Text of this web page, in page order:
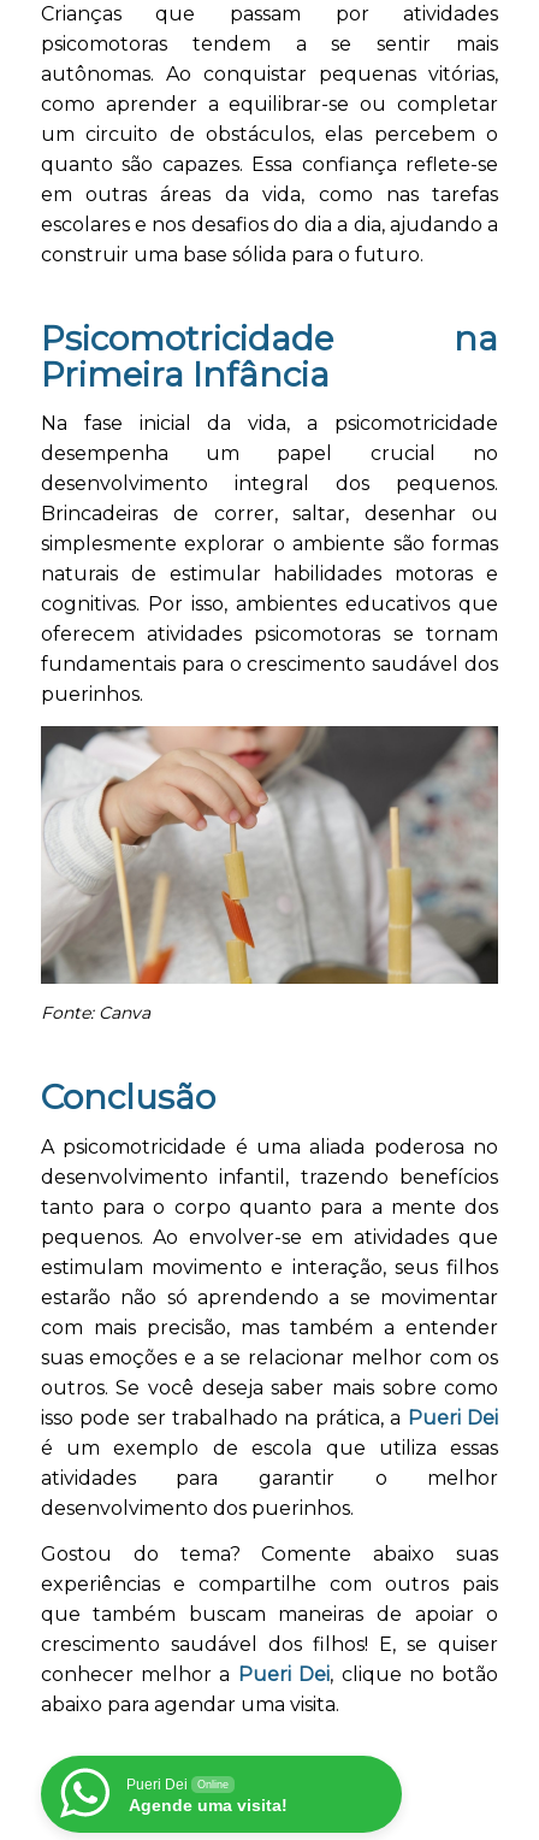
Crianças que passam por atividades
psicomotoras tendem a se sentir mais
autônomas. Ao conquistar pequenas vitórias,
como aprender a equilibrar-se ou completar
um circuito de obstáculos, elas percebem o
quanto são capazes. Essa confiança reflete-se
em outras áreas da vida, como nas tarefas
escolares e nos desafios do dia a dia, ajudando a
construir uma base sólida para o futuro.
Psicomotricidade na
Primeira Infância
Na fase inicial da vida, a psicomotricidade
desempenha um papel crucial no
desenvolvimento integral dos pequenos.
Brincadeiras de correr, saltar, desenhar ou
simplesmente explorar o ambiente são formas
naturais de estimular habilidades motoras e
cognitivas. Por isso, ambientes educativos que
oferecem atividades psicomotoras se tornam
fundamentais para o crescimento saudável dos
puerinhos.
Fonte: Canva
Conclusão
A psicomotricidade é uma aliada poderosa no
desenvolvimento infantil, trazendo benefícios
tanto para o corpo quanto para a mente dos
pequenos. Ao envolver-se em atividades que
estimulam movimento e interação, seus filhos
estarão não só aprendendo a se movimentar
com mais precisão, mas também a entender
suas emoções e a se relacionar melhor com os
outros. Se você deseja saber mais sobre como
isso pode ser trabalhado na prática, a Pueri Dei
é um exemplo de escola que utiliza essas
atividades para garantir o melhor
desenvolvimento dos puerinhos.
Gostou do tema? Comente abaixo suas
experiências e compartilhe com outros pais
que também buscam maneiras de apoiar o
crescimento saudável dos filhos! E, se quiser
conhecer melhor a Pueri Dei, clique no botão
abaixo para agendar uma visita.
Pueri Dei Online
Agende uma visita!